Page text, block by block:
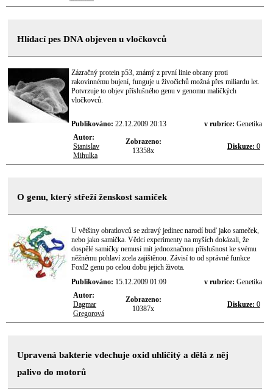
Hlídací pes DNA objeven u vločkovců
Zázračný protein p53, známý z první linie obrany proti
rakovinnému bujení, funguje u živočichů možná přes miliardu let.
Potvrzuje to objev příslušného genu v genomu maličkých
vločkovců.
Publikováno: 22.12.2009 20:13 v rubrice: Genetika
Autor:
Stanislav
Mihulka
Zobrazeno:
13358x
Diskuze: 0
O genu, který střeží ženskost samiček
U většiny obratlovců se zdravý jedinec narodí buď jako sameček,
nebo jako samička. Vědci experimenty na myších dokázali, že
dospělé samičky nemusí mít jednoznačnou příslušnost ke svému
něžnému pohlaví zcela zajištěnou. Závisí to od správné funkce
Foxl2 genu po celou dobu jejich života.
Publikováno: 15.12.2009 01:09 v rubrice: Genetika
Autor:
Dagmar
Gregorová
Zobrazeno:
10387x
Diskuze: 0
Upravená bakterie vdechuje oxid uhličitý a dělá z něj
palivo do motorů